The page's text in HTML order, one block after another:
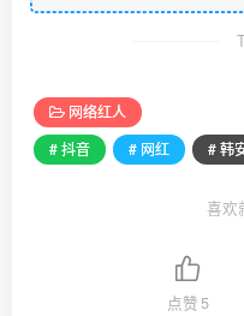
网络红人
# 抖音
# 网红 # 韩
喜欢
点赞 5